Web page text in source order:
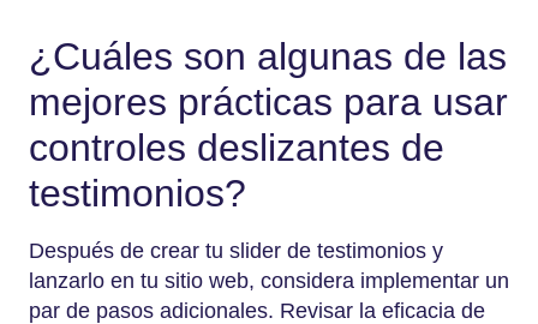
¿Cuáles son algunas de las
mejores prácticas para usar
controles deslizantes de
testimonios?
Después de crear tu slider de testimonios y
lanzarlo en tu sitio web, considera implementar un
par de pasos adicionales. Revisar la eficacia de